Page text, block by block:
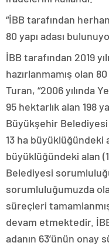
“İBB tarafından
80 yapı adası
İBB tarafından 2019
hazırlanmamış olan
Turan, “2006 yılında
95 hektarlık alan 198
Büyükşehir Belediyesi
13 ha büyüklüğündeki
büyüklüğündeki alan
Belediyesi
sorumluluğumuzda
süreçleri
devam etmektedir.
adanın 63’ünün onay